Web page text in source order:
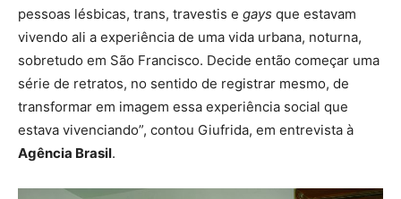
pessoas lésbicas, trans, travestis e gays que estavam
vivendo ali a experiência de uma vida urbana, noturna,
sobretudo em São Francisco. Decide então começar uma
série de retratos, no sentido de registrar mesmo, de
transformar em imagem essa experiência social que
estava vivenciando”, contou Giufrida, em entrevista à
Agência Brasil.